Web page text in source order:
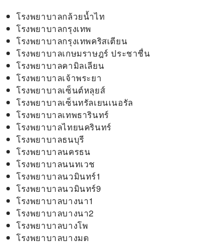
โรงพยาบาลกล้วยน้ำไท
โรงพยาบาลกรุงเทพ
โรงพยาบาลกรุงเทพคริสเตียน
โรงพยาบาลเกษมราษฎร์ ประชาชื่น
โรงพยาบาลคามิลเลียน
โรงพยาบาลเจ้าพระยา
โรงพยาบาลเซ็นต์หลุยส์
โรงพยาบาลเซ็นทรัลเยนเนอรัล
โรงพยาบาลเทพธารินทร์
โรงพยาบาลไทยนครินทร์
โรงพยาบาลธนบุรี
โรงพยาบาลนครธน
โรงพยาบาลนนทเวช
โรงพยาบาลนวมินทร์1
โรงพยาบาลนวมินทร์9
โรงพยาบาลบางนา1
โรงพยาบาลบางนา2
โรงพยาบาลบางโพ
โรงพยาบาลบางมด